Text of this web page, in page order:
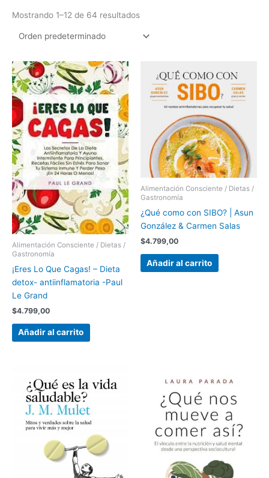
Mostrando 1–12 de 64 resultados
Alimentación Consciente / Dietas /
Gastronomía
¡Eres Lo Que Cagas! – Dieta
detox- antiinflamatoria -Paul
Le Grand
$4.799,00
Añadir al carrito
Alimentación Consciente / Dietas /
Gastronomía
¿Qué como con SIBO? | Asun
González & Carmen Salas
$4.799,00
Añadir al carrito